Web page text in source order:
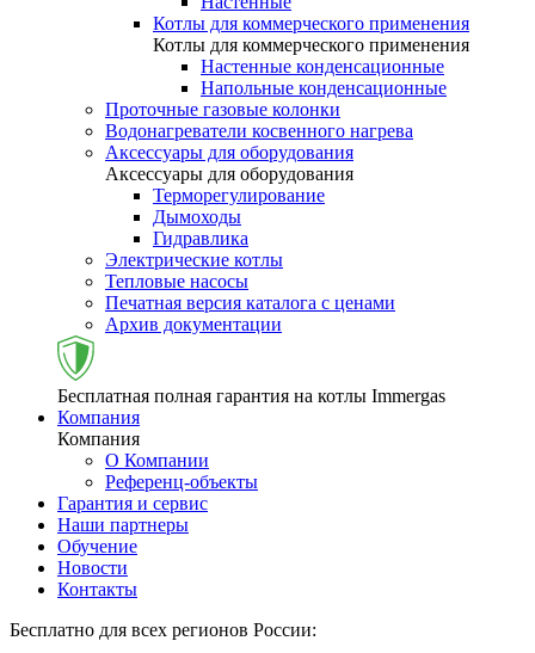
Котлы для коммерческого применения
Котлы для коммерческого применения
Настенные конденсационные
Напольные конденсационные
Проточные газовые колонки
Водонагреватели косвенного нагрева
Аксессуары для оборудования
Аксессуары для оборудования
Терморегулирование
Дымоходы
Гидравлика
Электрические котлы
Тепловые насосы
Печатная версия каталога с ценами
Архив документации
Бесплатная полная гарантия на котлы Immergas
Компания
Компания
О Компании
Референц-объекты
Гарантия и сервис
Наши партнеры
Обучение
Новости
Контакты
Бесплатно для всех регионов России: